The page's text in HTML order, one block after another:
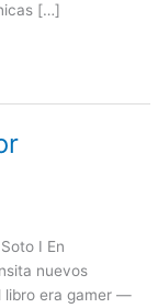
[…]
I En
nuevos
libro era gamer —